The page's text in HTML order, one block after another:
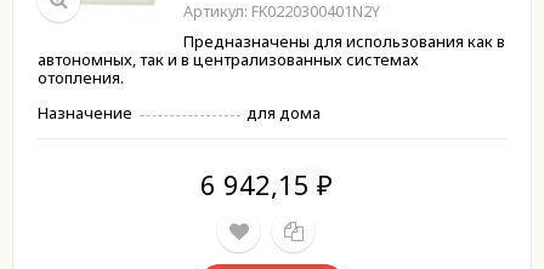
Артикул: FK0220300401N2Y
Предназначены для использования как в
автономных, так и в централизованных системах
отопления.
Назначение
для дома
6 942,15 ₽